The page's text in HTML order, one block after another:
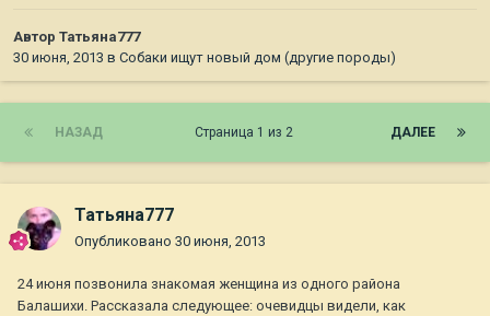
Автор Татьяна777
30 июня, 2013 в Собаки ищут новый дом (другие породы)
НАЗАД ДАЛЕЕ
Страница 1 из 2
Татьяна777
Опубликовано 30 июня, 2013
24 июня позвонила знакомая женщина из одного района
Балашихи. Рассказала следующее: очевидцы видели, как